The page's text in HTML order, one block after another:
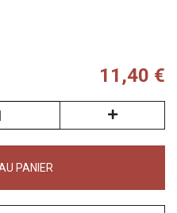
11,40 €
PANIER